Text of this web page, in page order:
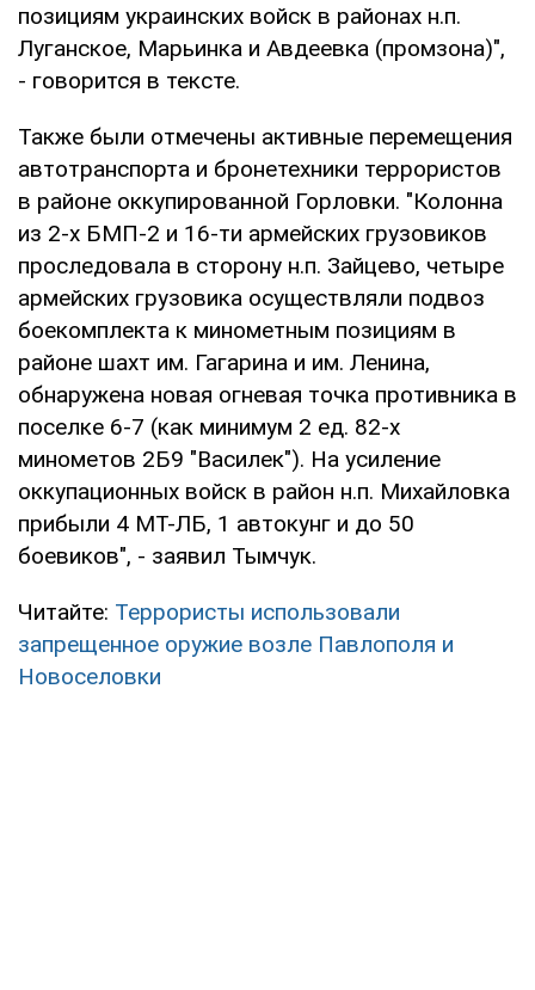
позициям украинских войск в районах н.п.
Луганское, Марьинка и Авдеевка (промзона)",
- говорится в тексте.
Также были отмечены активные перемещения
автотранспорта и бронетехники террористов
в районе оккупированной Горловки. "Колонна
из 2-х БМП-2 и 16-ти армейских грузовиков
проследовала в сторону н.п. Зайцево, четыре
армейских грузовика осуществляли подвоз
боекомплекта к минометным позициям в
районе шахт им. Гагарина и им. Ленина,
обнаружена новая огневая точка противника в
поселке 6-7 (как минимум 2 ед. 82-х
минометов 2Б9 "Василек"). На усиление
оккупационных войск в район н.п. Михайловка
прибыли 4 МТ-ЛБ, 1 автокунг и до 50
боевиков", - заявил Тымчук.
Читайте: Террористы использовали
запрещенное оружие возле Павлополя и
Новоселовки